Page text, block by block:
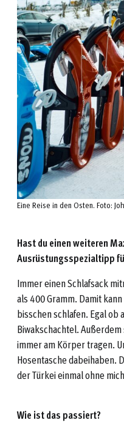
Eine Reise in den Osten. Foto:
Hast du einen weiteren
Ausrüstungsspezialtipp
Immer einen Schlafsack
als 400 Gramm. Damit
bisschen schlafen. Egal ob
Biwakschachtel.
immer am Körper tragen.
Hosentasche dabeihaben.
der Türkei einmal ohne
Wie ist das passiert?